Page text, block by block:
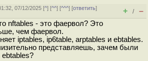
07/12/2025 [^] [^^] [^^^] [ответить]
+ / –
nftables - это фаервол? Это
чем фаервол.
iptables, ip6table, arptables и ebtables.
представляешь, зачем были